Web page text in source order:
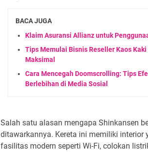
BACA JUGA
Klaim Asuransi Allianz untuk
Tips Memulai Bisnis Reseller Kaos
Maksimal
Cara Mencegah Doomscrolling: Tips
Berlebihan di Media Sosial
Salah satu alasan mengapa Shinkansen
ditawarkannya. Kereta ini memiliki interior
fasilitas modern seperti Wi-Fi, colokan